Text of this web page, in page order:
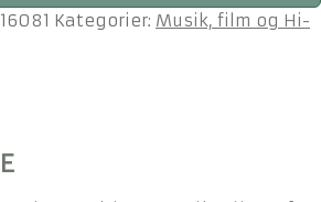
16081 Kategorier: Musik, film og Hi-